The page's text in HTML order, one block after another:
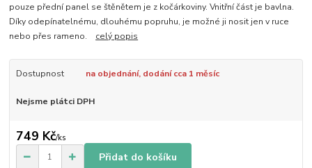
pouze přední panel se štěnětem je z kočárkoviny. Vnitřní část je bavlna.
Díky odepínatelnému, dlouhému popruhu, je možné ji nosit jen v ruce
nebo přes rameno. celý popis
Dostupnost na objednání, dodání cca 1 měsíc
Nejsme plátci DPH
749 Kč/ks
Přidat do košíku